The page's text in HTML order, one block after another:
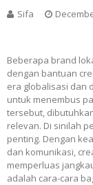
Sifa
Beberapa brand
dengan bantuan
era globalisasi dan
untuk menembus
tersebut,
relevan. Di sinilah
penting. Dengan
dan komunikasi,
memperluas
adalah cara-cara